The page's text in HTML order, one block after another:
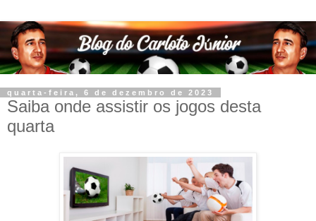
quarta-feira, 6 de dezembro de 2023
Saiba onde assistir os jogos desta
quarta